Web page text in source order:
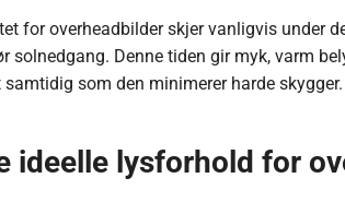
for overheadbilder skjer vanligvis under
solnedgang. Denne tiden gir myk, varm
som den minimerer harde skygger.
ideelle lysforhold for